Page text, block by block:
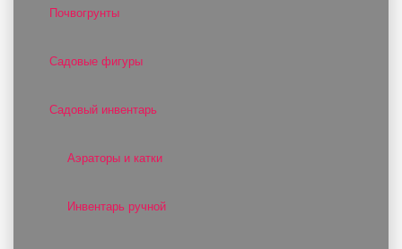
Почвогрунты
Садовые фигуры
Садовый инвентарь
Аэраторы и катки
Инвентарь ручной